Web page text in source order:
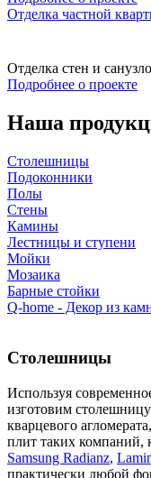
Отделка частной
Отделка стен и
Подробнее о проекте
Наша
Столешницы
Подоконники
Полы
Стены
Камины
Лестницы и ступени
Мойки
Мозаика
Барные стойки
Q-home - Декор из
Столешницы
Используя
изготовим
кварцевого
плит таких компаний,
Samsung Radianz,
практически любой